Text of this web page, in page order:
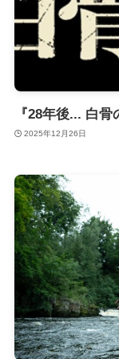
『28年後... 白
2025年12月26日